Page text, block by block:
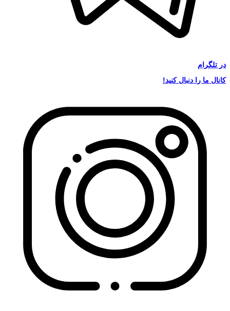
در تلگرام
کانال ما را دنبال کنید!